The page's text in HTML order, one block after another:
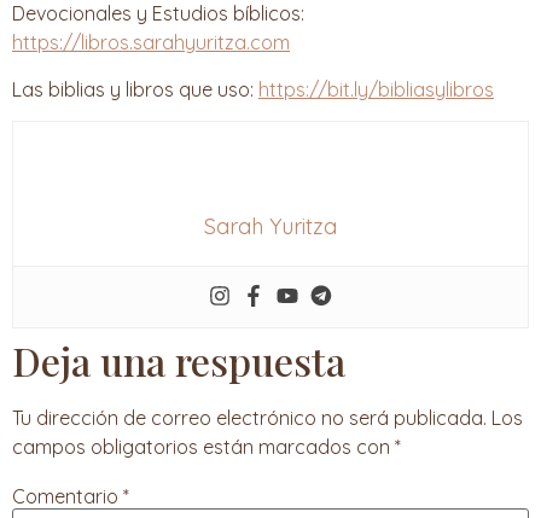
Devocionales y Estudios bíblicos:
https://libros.sarahyuritza.com
Las biblias y libros que uso: https://bit.ly/bibliasylibros
Sarah Yuritza
Deja una respuesta
Tu dirección de correo electrónico no será publicada. Los
campos obligatorios están marcados con *
Comentario *